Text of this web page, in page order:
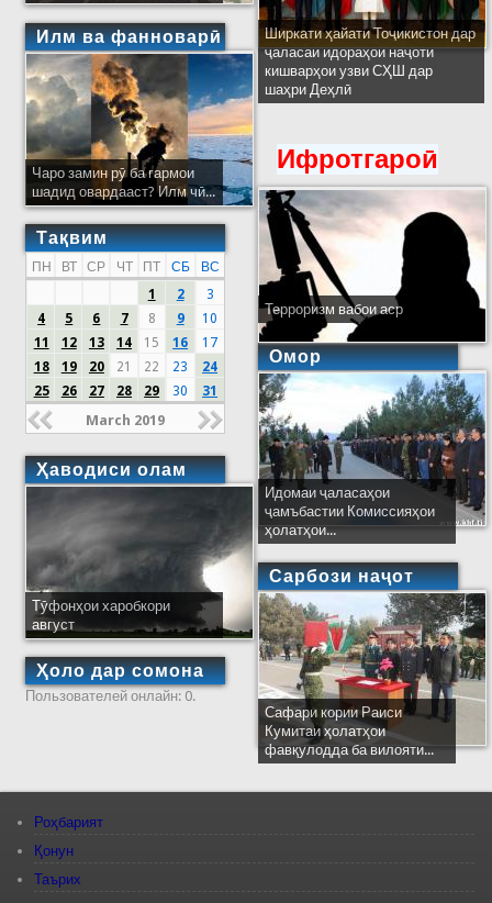
Илм ва фанноварӣ
Чаро замин рӯ ба гармои
шадид овардааст? Илм чӣ...
Тақвим
ПН ВТ СР ЧТ ПТ СБ
ВС
1
2
3
4
5 6 7 8 9
10
11
12 13 14 15 16
17
18
19 20 21 22 23
24
25
26 27 28 29 30 31
March 2019
Ҳаводиси олам
Тӯфонҳои харобкори
август
Ҳоло дар сомона
Пользователей онлайн: 0.
Ширкати ҳайати Тоҷикистон дар
ҷаласаи идораҳои наҷоти
кишварҳои узви СҲШ дар
шаҳри Деҳлӣ
Ифротгароӣ
Терроризм вабои аср
Омор
Идомаи ҷаласаҳои
ҷамъбастии Комиссияҳои
ҳолатҳои...
Сарбози наҷот
Сафари кории Раиси
Кумитаи ҳолатҳои
фавқулодда ба вилояти...
Роҳбарият
Қонун
Таърих